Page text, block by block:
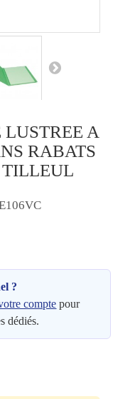
A
RABATS
?
compte pour
dédiés.